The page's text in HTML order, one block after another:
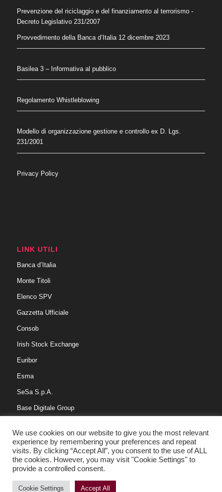
Prevenzione del riciclaggio e del finanziamento al terrorismo -
Decreto Legislativo 231/2007
Provvedimento della Banca d’Italia 12 dicembre 2023
Basilea 3 – Informativa al pubblico
Regolamento Whistleblowing
Modello di organizzazione gestione e controllo ex D. Lgs.
231/2001
Privacy Policy
LINK UTILI
Banca d’Italia
Monte Titoli
Elenco SPV
Gazzetta Ufficiale
Consob
Irish Stock Exchange
Euribor
Esma
SeSa S.p.A.
Base Digitale Group
Copyright © 2016 Centotrenta Servicing S.p.a. Tutti i diritti riservati. | P.IVA
This is a notification that can be used for cookie consent or other
important news. It also got a modal window now! Click "learn
We use cookies on our website to give you the most relevant
experience by remembering your preferences and repeat
visits. By clicking “Accept All”, you consent to the use of ALL
the cookies. However, you may visit "Cookie Settings" to
provide a controlled consent.
Cookie Settings Accept All